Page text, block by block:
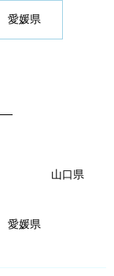
愛媛県
山口県
愛媛県